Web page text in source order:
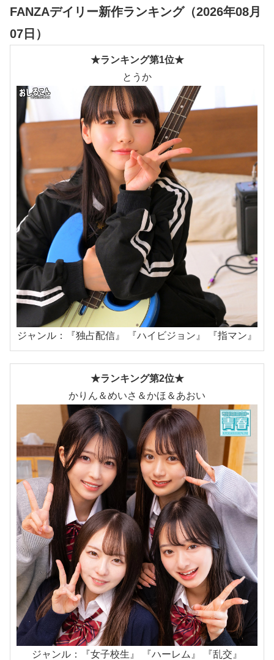
FANZAデイリー新作ランキング（2026年08月
07日）
★ランキング第1位★
とうか
ジャンル：『独占配信』 『ハイビジョン』 『指マン』
★ランキング第2位★
かりん＆めいさ＆かほ＆あおい
ジャンル：『女子校生』 『ハーレム』 『乱交』